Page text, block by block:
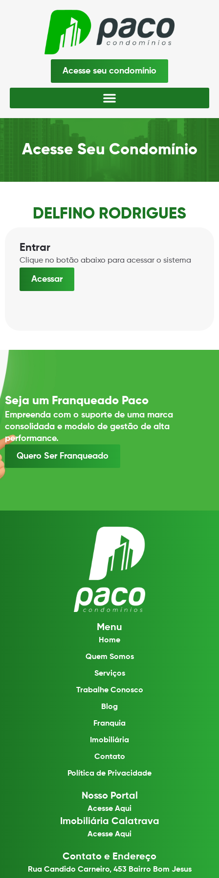
Acesse seu condomínio
Acesse Seu Condomínio
DELFINO RODRIGUES
Entrar
Clique no botão abaixo para acessar o sistema
Acessar
Seja um Franqueado Paco
Empreenda com o suporte de uma marca
consolidada e modelo de gestão de alta
performance.
Quero Ser Franqueado
Menu
Home
Quem Somos
Serviços
Trabalhe Conosco
Blog
Franquia
Imobiliária
Contato
Política de Privacidade
Nosso Portal
Acesse Aqui
Imobiliária Calatrava
Acesse Aqui
Contato e Endereço
Rua Candido Carneiro, 453 Bairro Bom Jesus